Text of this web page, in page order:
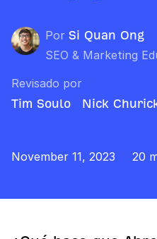
Por Si Quan Ong
SEO & Marketing
Revisado por
Tim Soulo Nick
November 11, 2023 20